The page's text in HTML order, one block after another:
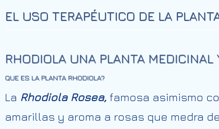
EL USO TERAPÉUTICO DE LA
RHODIOLA UNA PLANTA MEDICINAL
QUE ES LA PLANTA RHODIOLA?
La Rhodiola Rosea, famosa asimismo
amarillas y aroma a rosas que medra